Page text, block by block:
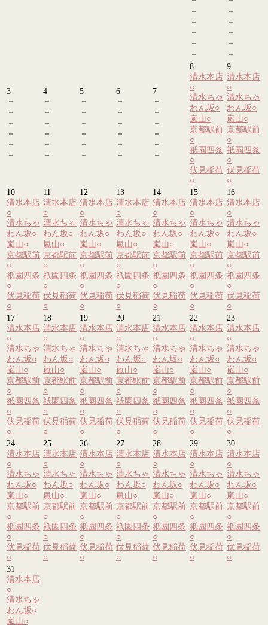
－
－
－
－
－
－
－
－
－
－
3
－
－
－
－
－
－
4
－
－
－
－
－
－
5
－
－
－
－
－
－
6
－
－
－
－
－
－
7
－
－
－
－
－
－
8
清水本店
○
清水ちゃ
わん坂○
嵐山○
京都駅前
○
祇園四条
○
伏見稲荷
○
9
清水本店
○
清水ちゃ
わん坂○
嵐山○
京都駅前
○
祇園四条
○
伏見稲荷
○
10
清水本店
○
清水ちゃ
わん坂○
嵐山○
京都駅前
○
祇園四条
○
伏見稲荷
○
11
清水本店
○
清水ちゃ
わん坂○
嵐山○
京都駅前
○
祇園四条
○
伏見稲荷
○
12
清水本店
○
清水ちゃ
わん坂○
嵐山○
京都駅前
○
祇園四条
○
伏見稲荷
○
13
清水本店
○
清水ちゃ
わん坂○
嵐山○
京都駅前
○
祇園四条
○
伏見稲荷
○
14
清水本店
○
清水ちゃ
わん坂○
嵐山○
京都駅前
○
祇園四条
○
伏見稲荷
○
15
清水本店
○
清水ちゃ
わん坂○
嵐山○
京都駅前
○
祇園四条
○
伏見稲荷
○
16
清水本店
○
清水ちゃ
わん坂○
嵐山○
京都駅前
○
祇園四条
○
伏見稲荷
○
17
清水本店
○
清水ちゃ
わん坂○
嵐山○
京都駅前
○
祇園四条
○
伏見稲荷
○
18
清水本店
○
清水ちゃ
わん坂○
嵐山○
京都駅前
○
祇園四条
○
伏見稲荷
○
19
清水本店
○
清水ちゃ
わん坂○
嵐山○
京都駅前
○
祇園四条
○
伏見稲荷
○
20
清水本店
○
清水ちゃ
わん坂○
嵐山○
京都駅前
○
祇園四条
○
伏見稲荷
○
21
清水本店
○
清水ちゃ
わん坂○
嵐山○
京都駅前
○
祇園四条
○
伏見稲荷
○
22
清水本店
○
清水ちゃ
わん坂○
嵐山○
京都駅前
○
祇園四条
○
伏見稲荷
○
23
清水本店
○
清水ちゃ
わん坂○
嵐山○
京都駅前
○
祇園四条
○
伏見稲荷
○
24
清水本店
○
清水ちゃ
わん坂○
嵐山○
京都駅前
○
祇園四条
○
伏見稲荷
○
25
清水本店
○
清水ちゃ
わん坂○
嵐山○
京都駅前
○
祇園四条
○
伏見稲荷
○
26
清水本店
○
清水ちゃ
わん坂○
嵐山○
京都駅前
○
祇園四条
○
伏見稲荷
○
27
清水本店
○
清水ちゃ
わん坂○
嵐山○
京都駅前
○
祇園四条
○
伏見稲荷
○
28
清水本店
○
清水ちゃ
わん坂○
嵐山○
京都駅前
○
祇園四条
○
伏見稲荷
○
29
清水本店
○
清水ちゃ
わん坂○
嵐山○
京都駅前
○
祇園四条
○
伏見稲荷
○
30
清水本店
○
清水ちゃ
わん坂○
嵐山○
京都駅前
○
祇園四条
○
伏見稲荷
○
31
清水本店
○
清水ちゃ
わん坂○
嵐山○